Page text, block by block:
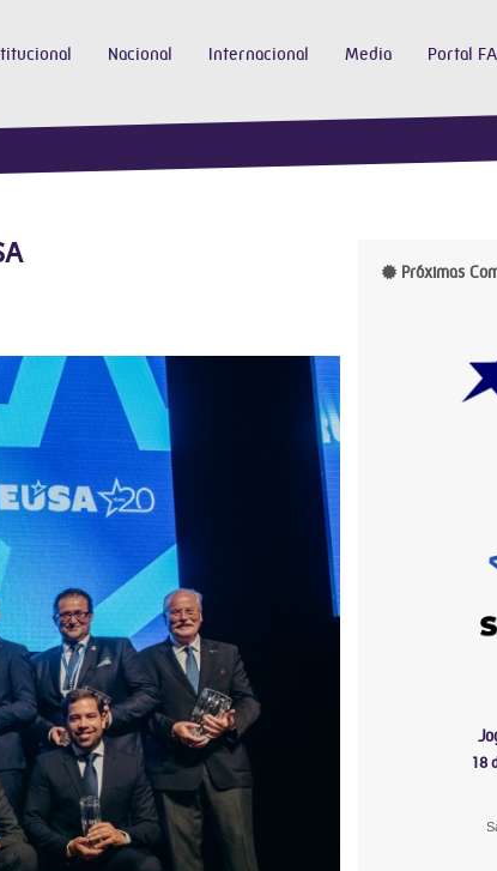
Nacional Internacional Media Portal
Próximas
18